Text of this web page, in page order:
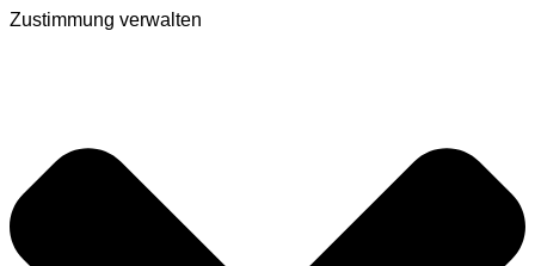
Zustimmung verwalten